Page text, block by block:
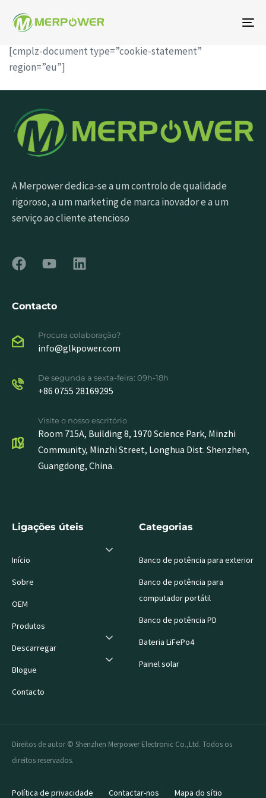
[cmplz-document type=”cookie-statement”
region=”eu”]
A Merpower dedica-se a um controlo de qualidade
rigoroso, a um marketing de marca inovador e a um
serviço ao cliente atencioso
Contacto
Procura colaboração?
info@glkpower.com
De segunda a sexta-feira: 09h-18h
+86 0755 28169295
Visite o nosso escritório
Room 715A, Building 8, 1970 Science Park, Minzhi
Community, Minzhi Street, Longhua Dist. Shenzhen,
Guangdong, China.
Ligações úteis
Início
Sobre
OEM
Produtos
Descarregar
Blogue
Contacto
Categorias
Banco de potência para exterior
Banco de potência para
computador portátil
Banco de potência PD
Bateria LiFePo4
Painel solar
Direitos de autor © Shenzhen Merpower Electronic Co.,Ltd. Todos os
direitos reservados.
Política de privacidade Contactar-nos Mapa do sítio